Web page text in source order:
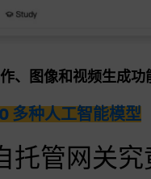
、图像和视频生成功
多种人工智能模型
管网关究